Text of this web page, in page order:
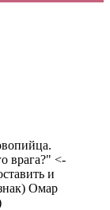
врага?" <-
и
Омар